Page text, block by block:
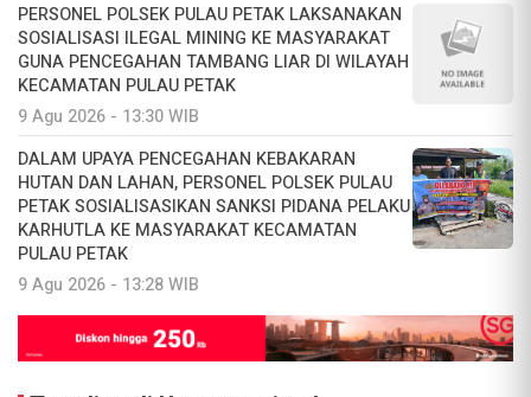
PERSONEL POLSEK PULAU PETAK LAKSANAKAN
SOSIALISASI ILEGAL MINING KE MASYARAKAT
GUNA PENCEGAHAN TAMBANG LIAR DI WILAYAH
KECAMATAN PULAU PETAK
9 Agu 2026 - 13:30 WIB
DALAM UPAYA PENCEGAHAN KEBAKARAN
HUTAN DAN LAHAN, PERSONEL POLSEK PULAU
PETAK SOSIALISASIKAN SANKSI PIDANA PELAKU
KARHUTLA KE MASYARAKAT KECAMATAN
PULAU PETAK
9 Agu 2026 - 13:28 WIB